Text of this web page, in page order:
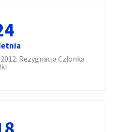
Rezygnacja Członka